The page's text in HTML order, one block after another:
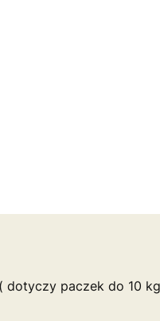
dotyczy paczek do 10